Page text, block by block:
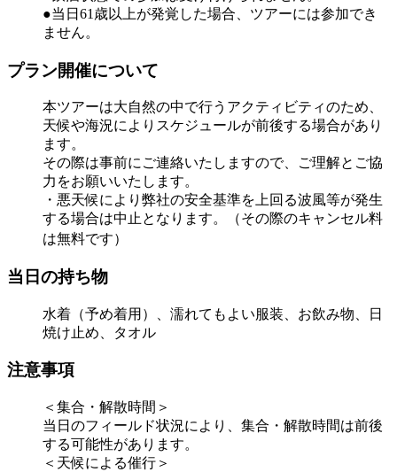
●当日61歳以上が発覚した場合、ツアーには参加でき
ません。
プラン開催について
本ツアーは大自然の中で行うアクティビティのため、
天候や海況によりスケジュールが前後する場合があり
ます。
その際は事前にご連絡いたしますので、ご理解とご協
力をお願いいたします。
・悪天候により弊社の安全基準を上回る波風等が発生
する場合は中止となります。（その際のキャンセル料
は無料です）
当日の持ち物
水着（予め着用）、濡れてもよい服装、お飲み物、日
焼け止め、タオル
注意事項
＜集合・解散時間＞
当日のフィールド状況により、集合・解散時間は前後
する可能性があります。
＜天候による催行＞